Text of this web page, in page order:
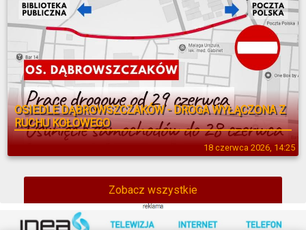
18 czerwca 2026, 14:25
OSIEDLE DĄBROWSZCZAKÓW - DROGA WYŁĄCZONA Z
RUCHU KOŁOWEGO
Zobacz wszystkie